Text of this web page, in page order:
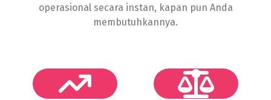
operasional secara instan, kapan pun Anda
membutuhkannya.